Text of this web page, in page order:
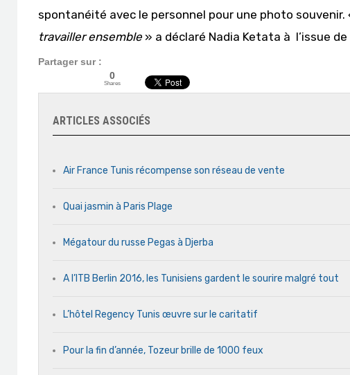
spontanéité avec le personnel pour une photo souvenir.
travailler ensemble » a déclaré Nadia Ketata à l’issue
Partager sur :
0
Shares
ARTICLES ASSOCIÉS
Air France Tunis récompense son réseau de vente
Quai jasmin à Paris Plage
Mégatour du russe Pegas à Djerba
A l’ITB Berlin 2016, les Tunisiens gardent le sourire malgré tout
L’hôtel Regency Tunis œuvre sur le caritatif
Pour la fin d’année, Tozeur brille de 1000 feux